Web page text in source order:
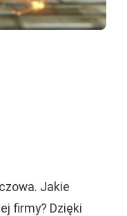
Jakie
firmy? Dzięki